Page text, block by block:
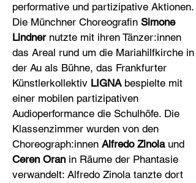
performative und partizipative Aktionen.
Die Münchner Choreografin Simone
Lindnernutzte mit ihren Tänzer:innen
das Areal rund um die Mariahilfkirche in
der Au als Bühne, das Frankfurter
Künstlerkollektiv LIGNA bespielte mit
einer mobilen partizipativen
Audioperformance die Schulhöfe. Die
Klassenzimmer wurden von den
Choreograph:innen Alfredo Zinolaund
Ceren Oran in Räume der Phantasie
verwandelt: Alfredo Zinola tanzte dort